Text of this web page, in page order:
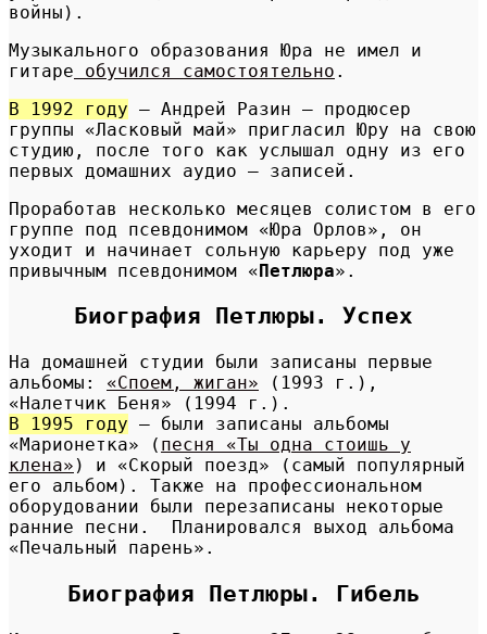
войны).
Музыкального образования Юра не имел и
гитаре обучился самостоятельно .
В 1992 году — Андрей Разин — продюсер
группы «Ласковый май» пригласил Юру на свою
студию, после того как услышал одну из его
первых домашних аудио — записей.
Проработав несколько месяцев солистом в его
группе под псевдонимом «Юра Орлов», он
уходит и начинает сольную карьеру под уже
привычным псевдонимом «Петлюра».
Биография Петлюры. Успех
На домашней студии были записаны первые
альбомы: «Споем, жиган» (1993 г.),
«Налетчик Беня» (1994 г.).
В 1995 году – были записаны альбомы
«Марионетка» ( песня «Ты одна стоишь у
клена» ) и «Скорый поезд» (самый популярный
его альбом). Также на профессиональном
оборудовании были перезаписаны некоторые
ранние песни. Планировался выход альбома
«Печальный парень».
Биография Петлюры. Гибель